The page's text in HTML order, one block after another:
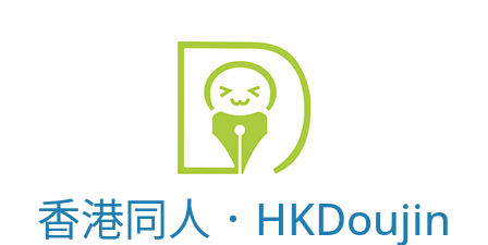
香港同人．HKDoujin